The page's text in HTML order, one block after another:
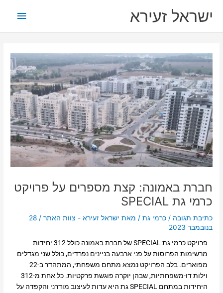
לתוכןישראל זעירא
ראשי
חברת באמונה: קצת מספרים על פרויקט
כרמי גת SPECIAL
כתיבת תגובה /כרמי גת / מאת ישראל זעירא - צוות האתר/
28
בנובמבר 2023
פרויקט כרמי גת SPECIAL של חברת באמונה כולל 312 יחידות
מרשימות הפרוסות על פני ארבעה בניינים נפרדים, כולל שני מגדלים
מפוארים. בלב הפרויקט נמצא מתחם משפחתי, המתהדר ב-22
וילות דו-משפחתיות, שבהן יוקרה פוגשת פרקטיות. כל אחת מ-312
היחידות במתחם SPECIAL גת היא עדות לעיצוב מודרני והקפדה על